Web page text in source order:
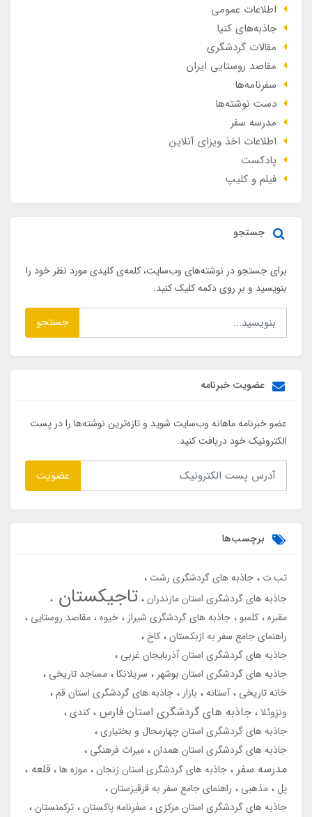
اطلاعات عمومی
جاذبه‌های کنیا
مقالات گردشگری
مقاصد روستایی ایران
سفرنامه‌ها
دست نوشته‌ها
مدرسه سفر
اطلاعات اخذ ویزای آنلاین
پادکست
فیلم و کلیپ
جستجو
برای جستجو در نوشته‌های وب‌سایت، کلمه‌ی کلیدی مورد نظر خود را
بنویسید و بر روی دکمه کلیک کنید.
جستجو
عضویت خبرنامه
عضو خبرنامه ماهانه وب‌سایت شوید و تازه‌ترین نوشته‌ها را در پست
الکترونیک خود دریافت کنید.
عضویت
برچسب‌ها
تب ت
جاذبه های گردشگری رشت
جاذبه های گردشگری استان مازندران تاجیکستان
مقبره کلمبو جاذبه های گردشگری شیراز خیوه مقاصد روستایی
راهنمای جامع سفر به ازبکستان کاخ
جاذبه های گردشگری استان آذربایجان غربی
جاذبه های گردشگری استان بوشهر
سریلانکا مساجد تاریخی
خانه تاریخی
آستانه بازار
جاذبه های گردشگری استان قم
ونزوئلا
جاذبه های گردشگری استان فارس
کندی
جاذبه های گردشگری استان چهارمحال و بختیاری
جاذبه های گردشگری استان همدان میراث فرهنگی
مدرسه سفر جاذبه های گردشگری استان زنجان موزه ها قلعه
پل مذهبی
راهنمای جامع سفر به قرقیزستان
جاذبه های گردشگری استان مرکزی
سفرنامه پاکستان ترکمنستان